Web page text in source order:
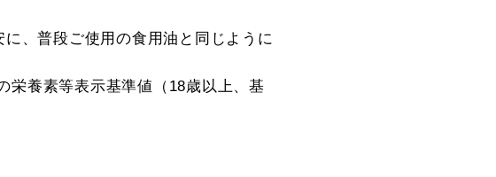
、普段ご使用の食用油と同じように
栄養素等表示基準値（18歳以上、基